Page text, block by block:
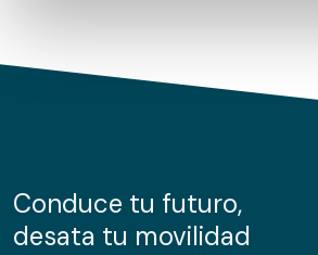
de cookies.
información sobre el uso que haga del
nuestros partners de redes sociales,
Conduce tu futuro,
desata tu movilidad